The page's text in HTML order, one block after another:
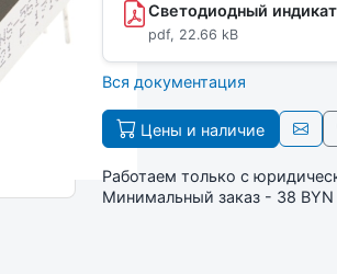
Светодиодный
pdf, 22.66 kB
Вся документация
Цены и наличие
Работаем только с
Минимальный заказ - 38 BYN